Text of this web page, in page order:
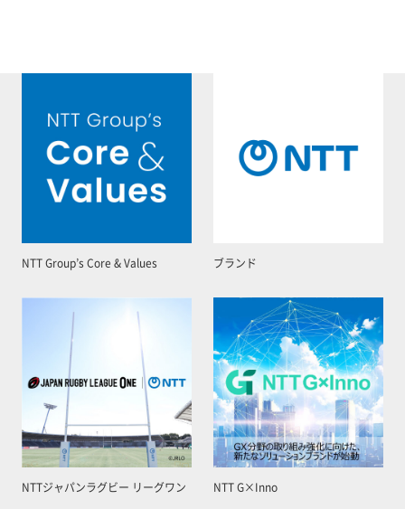
NTT Group’s Core & Values ブランド
NTTジャパンラグビー リーグワン NTT G×Inno